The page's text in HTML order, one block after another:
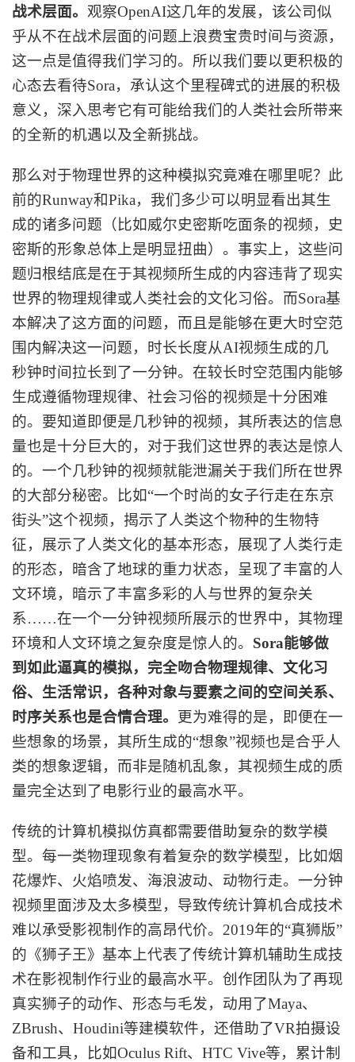
战术层面。 观察OpenAI这几年的发展，该公司似
乎从不在战术层面的问题上浪费宝贵时间与资源，
这一点是值得我们学习的。所以我们要以更积极的
心态去看待Sora，承认这个里程碑式的进展的积极
意义，深入思考它有可能给我们的人类社会所带来
的全新的机遇以及全新挑战。
那么对于物理世界的这种模拟究竟难在哪里呢？此
前的Runway和Pika，我们多少可以明显看出其生
成的诸多问题（比如威尔史密斯吃面条的视频，史
密斯的形象总体上是明显扭曲）。事实上，这些问
题归根结底是在于其视频所生成的内容违背了现实
世界的物理规律或人类社会的文化习俗。而Sora基
本解决了这方面的问题，而且是能够在更大时空范
围内解决这一问题，时长长度从AI视频生成的几
秒钟时间拉长到了一分钟。在较长时空范围内能够
生成遵循物理规律、社会习俗的视频是十分困难
的。要知道即便是几秒钟的视频，其所表达的信息
量也是十分巨大的，对于我们这世界的表达是惊人
的。一个几秒钟的视频就能泄漏关于我们所在世界
的大部分秘密。比如“一个时尚的女子行走在东京
街头”这个视频，揭示了人类这个物种的生物特
征，展示了人类文化的基本形态，展现了人类行走
的形态，暗含了地球的重力状态，呈现了丰富的人
文环境，暗示了丰富多彩的人与世界的复杂关
系……在一个一分钟视频所展示的世界中，其物理
环境和人文环境之复杂度是惊人的。 Sora能够做
到如此逼真的模拟，完全吻合物理规律、文化习
俗、生活常识，各种对象与要素之间的空间关系、
时序关系也是合情合理。 更为难得的是，即便在一
些想象的场景，其所生成的“想象”视频也是合乎人
类的想象逻辑，而非是随机乱象，其视频生成的质
量完全达到了电影行业的最高水平。
传统的计算机模拟仿真都需要借助复杂的数学模
型。每一类物理现象有着复杂的数学模型，比如烟
花爆炸、火焰喷发、海浪波动、动物行走。一分钟
视频里面涉及太多模型，导致传统计算机合成技术
难以承受影视制作的高昂代价。 2019年的“真狮版”
的《狮子王》基本上代表了传统计算机辅助生成技
术在影视制作行业的最高水平。创作团队为了再现
真实狮子的动作、形态与毛发，动用了Maya、
ZBrush、Houdini等建模软件，还借助了VR拍摄设
备和工具，比如Oculus Rift、HTC Vive等，累计制